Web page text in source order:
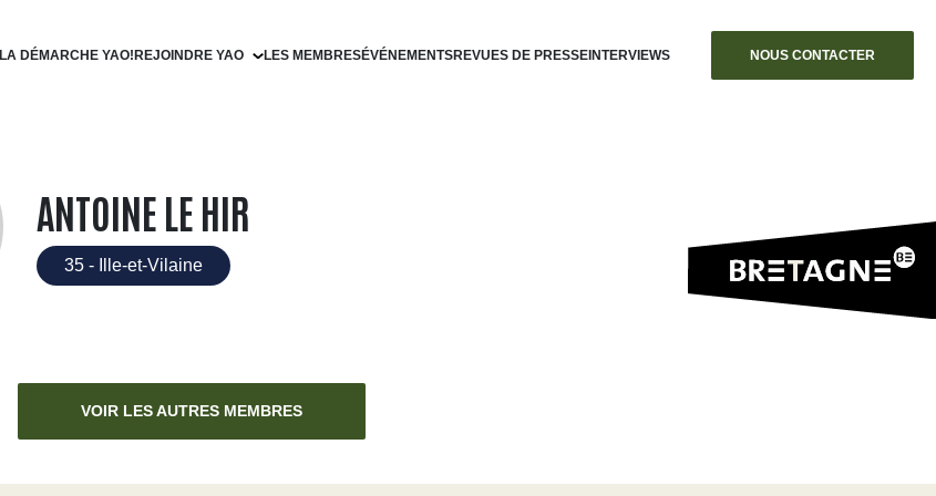
LA DÉMARCHE YAO! REJOINDRE YAO LES MEMBRESÉVÉNEMENTSREVUES DE PRESSE INTERVIEWS NOUS CONTACTER
ANTOINE LE HIR
35 - Ille-et-Vilaine
VOIR LES AUTRES MEMBRES